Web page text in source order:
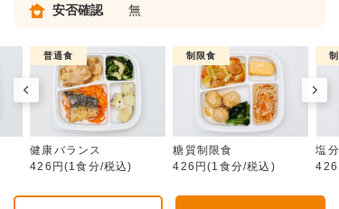
安否確認 無
普通食
健康バランス
426円(1食分/税込)
制限食
糖質制限食
426円(1食分/税込)
塩